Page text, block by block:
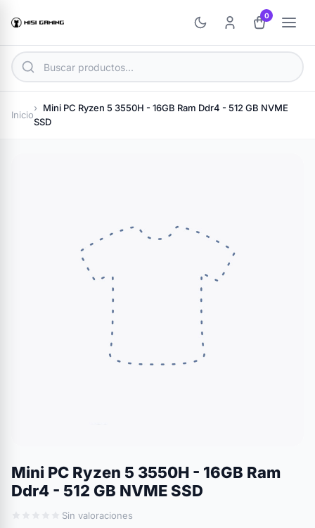
0
Inicio
Mini PC Ryzen 5 3550H - 16GB Ram Ddr4 - 512 GB NVME
SSD
Mini PC Ryzen 5 3550H - 16GB Ram
Ddr4 - 512 GB NVME SSD
Sin valoraciones